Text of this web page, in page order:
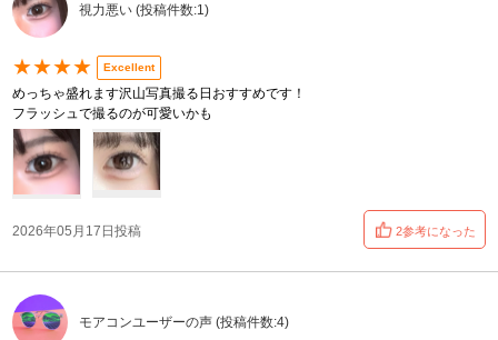
視力悪い (投稿件数:1)
★★★★ Excellent
めっちゃ盛れます沢山写真撮る日おすすめです！
フラッシュで撮るのが可愛いかも
2026年05月17日投稿 2参考になった
モアコンユーザーの声 (投稿件数:4)